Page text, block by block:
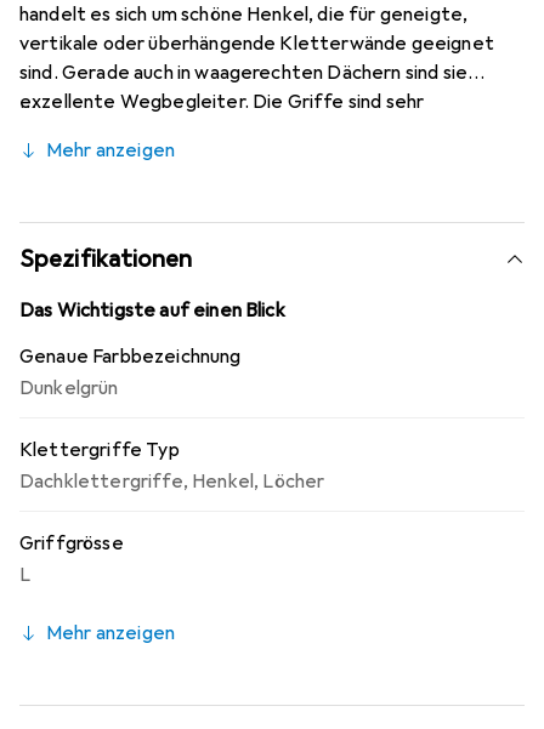
handelt es sich um schöne Henkel, die für geneigte,
vertikale oder überhängende Kletterwände geeignet
sind. Gerade auch in waagerechten Dächern sind sie
exzellente Wegbegleiter. Die Griffe sind sehr
variierenden Schwierigkeitsbereichen schrauben lassen.
Kletterfähigkeiten optimal und abwechslungsreich
trainiert werden.
Mehr anzeigen
Spezifikationen
Das Wichtigste auf einen Blick
Genaue Farbbezeichnung
Dunkelgrün
Klettergriffe Typ
Dachklettergriffe, Henkel, Löcher
Griffgrösse
L
Mehr anzeigen